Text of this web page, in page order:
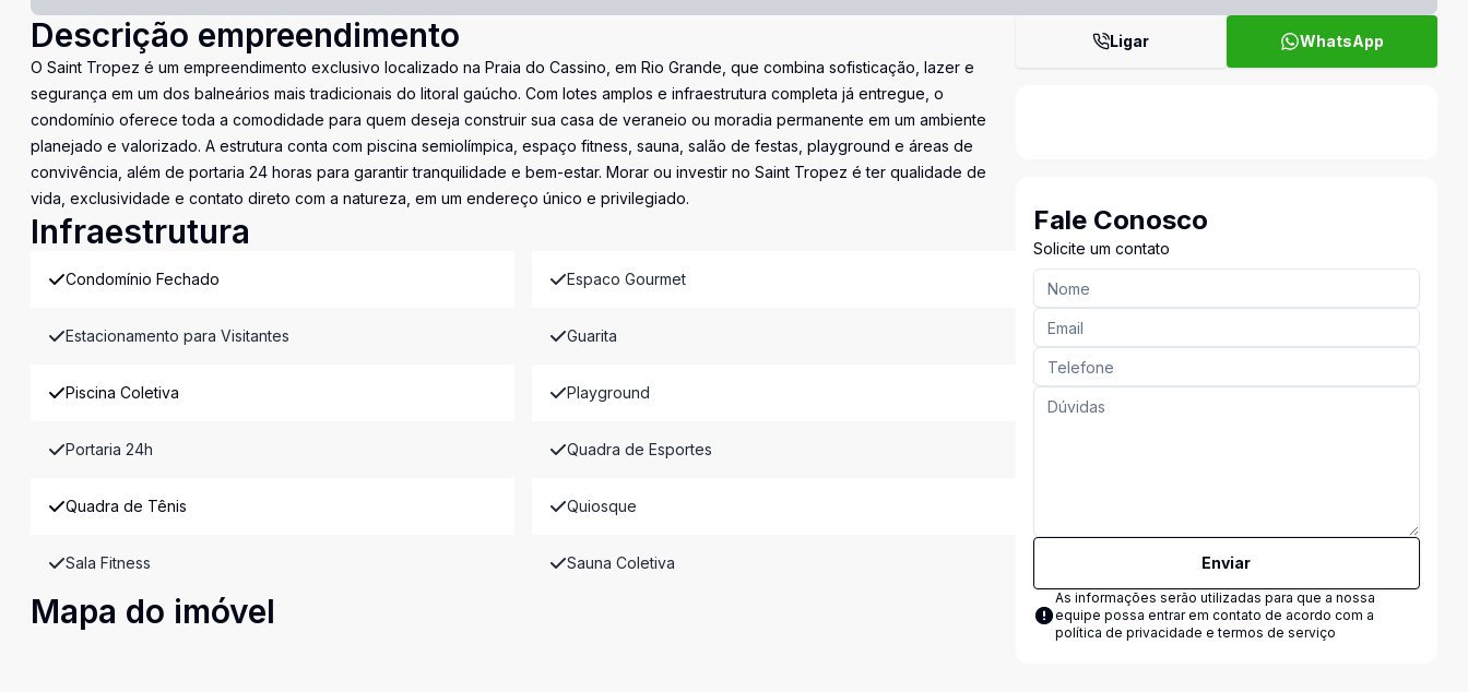
Descrição empreendimento
O Saint Tropez é um empreendimento exclusivo localizado na Praia do Cassino, em Rio Grande, que combina sofisticação, lazer e
segurança em um dos balneários mais tradicionais do litoral gaúcho. Com lotes amplos e infraestrutura completa já entregue, o
condomínio oferece toda a comodidade para quem deseja construir sua casa de veraneio ou moradia permanente em um ambiente
planejado e valorizado. A estrutura conta com piscina semiolímpica, espaço fitness, sauna, salão de festas, playground e áreas de
convivência, além de portaria 24 horas para garantir tranquilidade e bem-estar. Morar ou investir no Saint Tropez é ter qualidade de
vida, exclusividade e contato direto com a natureza, em um endereço único e privilegiado.
Infraestrutura
Condomínio Fechado Espaco Gourmet
Estacionamento para Visitantes Guarita
Piscina Coletiva Playground
Portaria 24h Quadra de Esportes
Quadra de Tênis Quiosque
Sala Fitness Sauna Coletiva
Mapa do imóvel
Ligar WhatsApp
Fale Conosco
Solicite um contato
Enviar
As informações serão utilizadas para que a nossa
equipe possa entrar em contato de acordo com a
política de privacidade e termos de serviço